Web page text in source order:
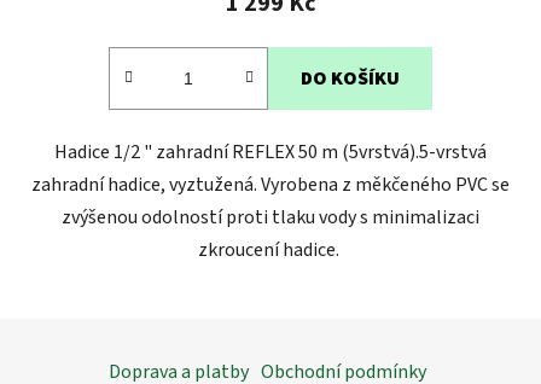
3,2
hvězdiček.
DO KOŠÍKU
Hadice 1/2 " zahradní REFLEX 50 m (5vrstvá).5-vrstvá
zahradní hadice, vyztužená. Vyrobena z měkčeného PVC se
zvýšenou odolností proti tlaku vody s minimalizaci
zkroucení hadice.
Doprava a platby Obchodní podmínky